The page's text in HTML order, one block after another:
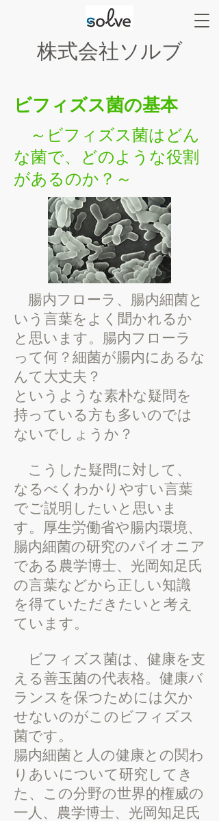
株式会社ソルブ
ビフィズス菌の基本
​ ～ビフィズス菌はどん
な菌で、どのような役割
があるのか？～
腸内フローラ、腸内細菌と
いう言葉をよく聞かれるか
と思います。腸内フローラ
って何？細菌が腸内にあるな
んて大丈夫？
というような素朴な疑問を
持っている方も多いのでは
ないでしょうか？
こうした疑問に対して、
なるべくわかりやすい言葉
でご説明したいと思いま
す。厚生労働省や腸内環境、
腸内細菌の研究のパイオニア
である農学博士、 光岡知足氏
の言葉などから正しい知識
を得ていただきたいと考え
ています。
ビフィズス菌は、健康を支
える善玉菌の代表格。健康バ
ランスを保つためには欠か
せないのがこのビフィズス
菌です。
腸内細菌と人の健康との関わ
りあいについて研究してき
た、この分野の世界的権威の
一人、農学博士、光岡知足氏